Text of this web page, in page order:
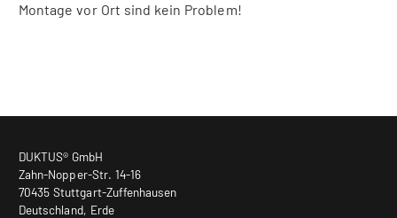
Montage vor Ort sind kein Problem!
DUKTUS® GmbH
Zahn-Nopper-Str. 14-16
70435 Stuttgart-Zuffenhausen
Deutschland, Erde